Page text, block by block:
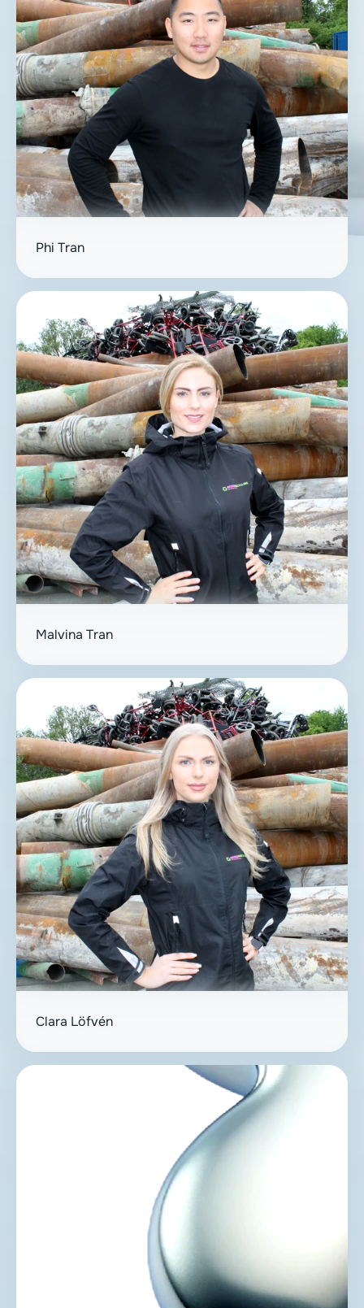
Phi Tran
Malvina Tran
Clara Löfvén